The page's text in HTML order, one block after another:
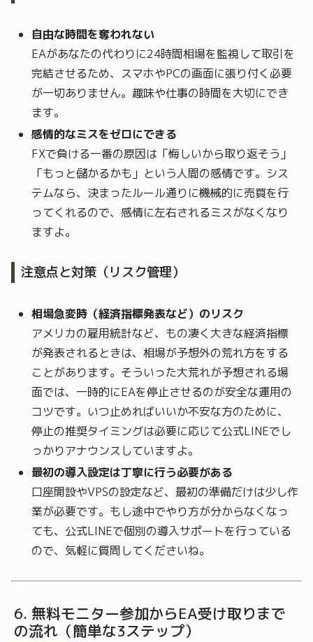
自由な時間を奪われない
EAがあなたの代わりに24時間相場を監視して取引を
完結させるため、スマホやPCの画面に張り付く必要
が一切ありません。趣味や仕事の時間を大切にでき
ます。
感情的なミスをゼロにできる
FXで負ける一番の原因は「悔しいから取り返そう」
「もっと儲かるかも」という人間の感情です。シス
テムなら、決まったルール通りに機械的に売買を行
ってくれるので、感情に左右されるミスがなくなり
ますよ。
注意点と対策（リスク管理）
相場急変時（経済指標発表など）のリスク
アメリカの雇用統計など、もの凄く大きな経済指標
が発表されるときは、相場が予想外の荒れ方をする
ことがあります。そういった大荒れが予想される場
面では、一時的にEAを停止させるのが安全な運用の
コツです。いつ止めればいいか不安な方のために、
停止の推奨タイミングは必要に応じて公式LINEでし
っかりアナウンスしていますよ。
最初の導入設定は丁寧に行う必要がある
口座開設やVPSの設定など、最初の準備だけは少し作
業が必要です。もし途中でやり方が分からなくなっ
ても、公式LINEで個別の導入サポートを行っている
ので、気軽に質問してくださいね。
無料モニター参加からEA受け取りまで
の流れ（簡単な3ステップ）